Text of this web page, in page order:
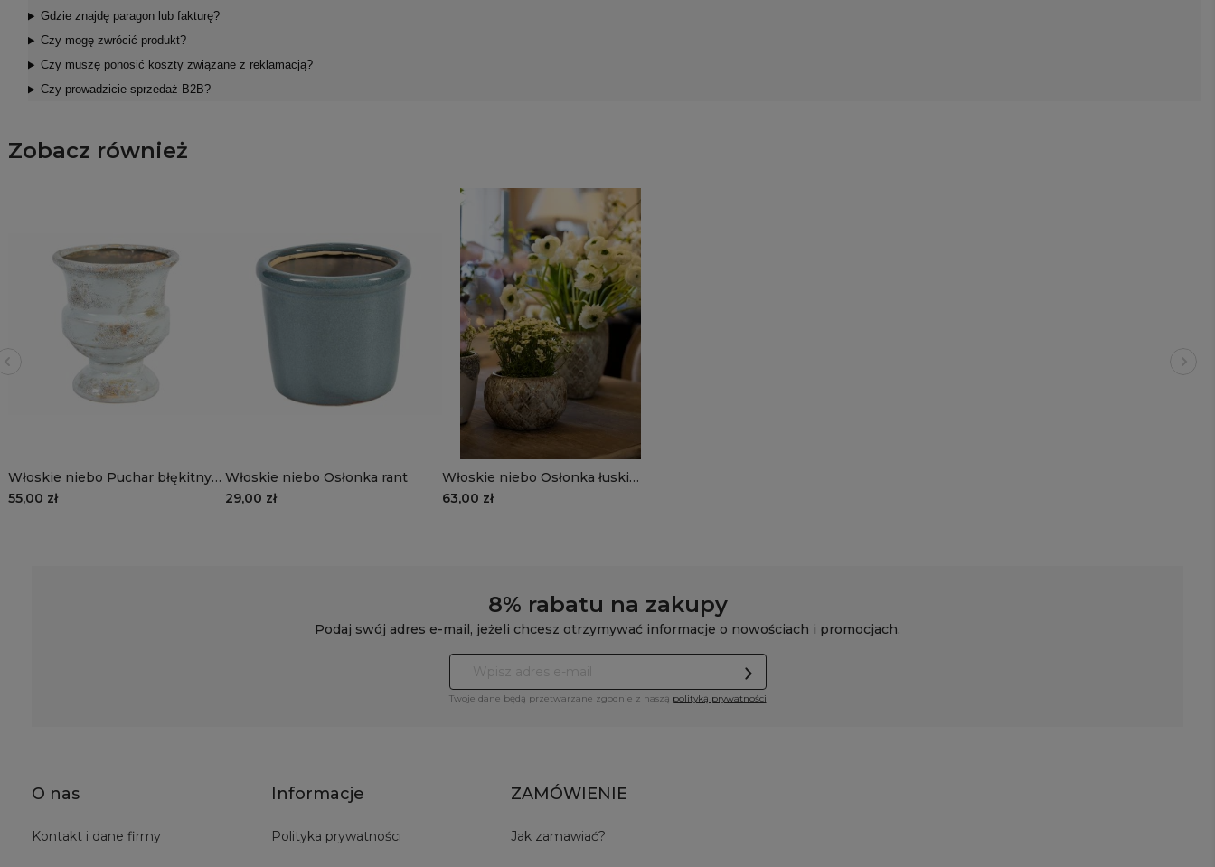
Gdzie znajdę paragon lub fakturę?
Czy mogę zwrócić produkt?
Czy muszę ponosić koszty związane z reklamacją?
Czy prowadzicie sprzedaż B2B?
Zobacz również
Włoskie niebo Puchar błękitny
przecierany mniejszy
55,00 zł
Włoskie niebo Osłonka rant
29,00 zł
Włoskie niebo Osłonka łuski
niska
63,00 zł
8% rabatu na zakupy
Podaj swój adres e-mail, jeżeli chcesz otrzymywać informacje o nowościach i promocjach.
Twoje dane będą przetwarzane zgodnie z naszą polityką prywatności
O nas
Kontakt i dane firmy
Informacje
Polityka prywatności
ZAMÓWIENIE
Jak zamawiać?